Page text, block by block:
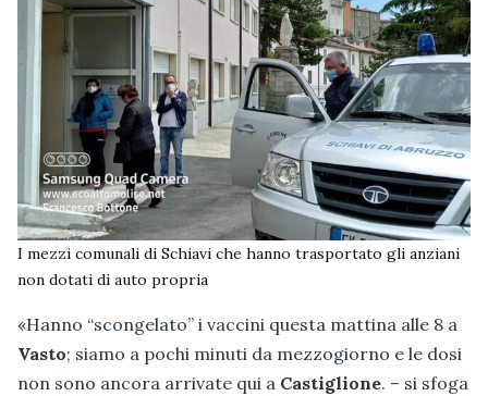
I mezzi comunali di Schiavi che hanno trasportato gli anziani
non dotati di auto propria
«Hanno “scongelato” i vaccini questa mattina alle 8 a
Vasto; siamo a pochi minuti da mezzogiorno e le dosi
non sono ancora arrivate qui a Castiglione. – si sfoga